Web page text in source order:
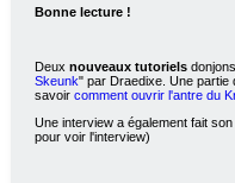
Bonne lecture !
Deux nouveaux tutoriels
Skeunk" par Draedixe. Une partie
savoir comment ouvrir l'antre du
Une interview a également fait
pour voir l'interview)